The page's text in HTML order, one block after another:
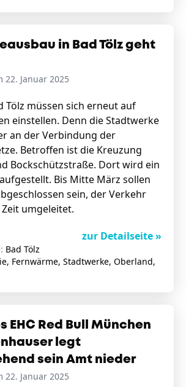
in Bad Tölz geht
Januar 2025
Tölz müssen sich erneut auf
einstellen. Denn die Stadtwerke
an der Verbindung der
Betroffen ist die Kreuzung
Bockschützstraße. Dort wird ein
Bis Mitte März sollen
sein, der Verkehr
umgeleitet.
zur Detailseite »
Bad Tölz
Fernwärme, Stadtwerke, Oberland,
EHC Red Bull München
legt
sein Amt nieder
Januar 2025